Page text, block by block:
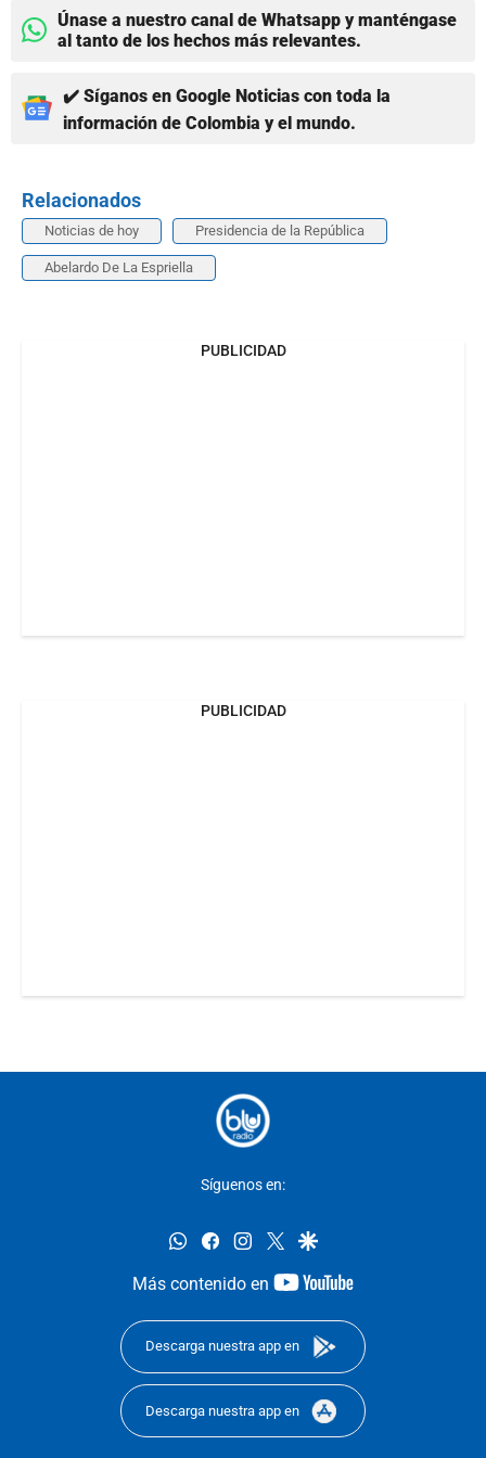
Únase a nuestro canal de Whatsapp y manténgase
al tanto de los hechos más relevantes.
✔️ Síganos en Google Noticias con toda la
información de Colombia y el mundo.
Relacionados
Noticias de hoy Presidencia de la República
Abelardo De La Espriella
PUBLICIDAD
PUBLICIDAD
Síguenos en:
whatsappfacebookinstagram
twittergoogle
Más contenido en
youtube-
Descarga nuestra app en
Descarga nuestra app en